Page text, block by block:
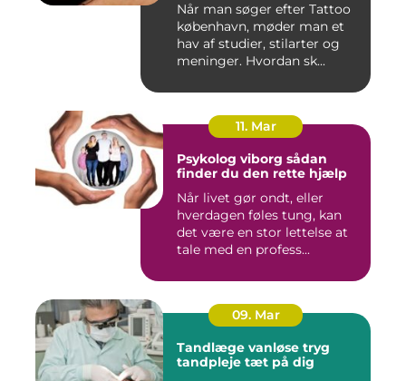
Når man søger efter Tattoo
københavn, møder man et
hav af studier, stilarter og
meninger. Hvordan sk...
11. Mar
Psykolog viborg sådan
finder du den rette hjælp
Når livet gør ondt, eller
hverdagen føles tung, kan
det være en stor lettelse at
tale med en profess...
09. Mar
Tandlæge vanløse tryg
tandpleje tæt på dig